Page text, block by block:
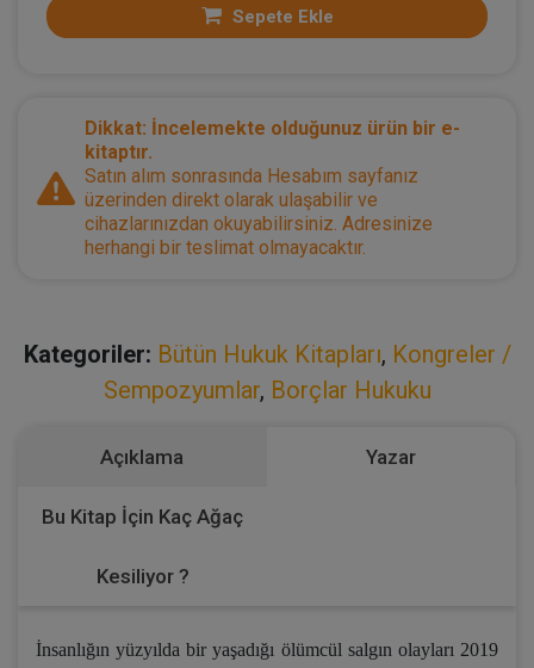
Sepete Ekle
Dikkat: İncelemekte olduğunuz ürün bir e-
kitaptır.
Satın alım sonrasında Hesabım sayfanız
üzerinden direkt olarak ulaşabilir ve
cihazlarınızdan okuyabilirsiniz. Adresinize
herhangi bir teslimat olmayacaktır.
Kategoriler: Bütün Hukuk Kitapları, Kongreler /
Sempozyumlar, Borçlar Hukuku
Açıklama Yazar
Bu Kitap İçin Kaç Ağaç
Kesiliyor ?
İnsanlığın yüzyılda bir yaşadığı ölümcül salgın olayları 2019